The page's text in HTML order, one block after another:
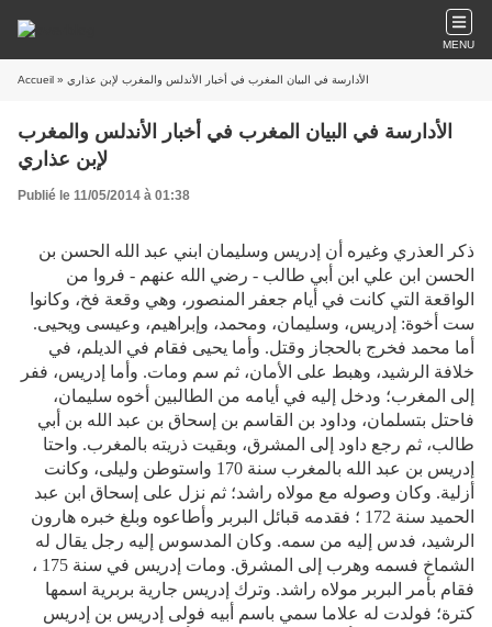
MENU
Accueil » الأدارسة في البيان المغرب في أخبار الأندلس والمغرب لإبن عذاري
الأدارسة في البيان المغرب في أخبار الأندلس والمغرب
لإبن عذاري
Publié le 11/05/2014 à 01:38
ذكر العذري وغيره أن إدريس وسليمان ابني عبد الله الحسن بن
الحسن ابن علي ابن أبي طالب - رضي الله عنهم - فروا من
الواقعة التي كانت في أيام جعفر المنصور، وهي وقعة فخ، وكانوا
ست أخوة: إدريس، وسليمان، ومحمد، وإبراهيم، وعيسى ويحيى.
أما محمد فخرج بالحجاز وقتل. وأما يحيى فقام في الديلم، في
خلافة الرشيد، وهبط على الأمان، ثم سم ومات. وأما إدريس، ففر
إلى المغرب؛ ودخل إليه في أيامه من الطالبين أخوه سليمان،
فاحتل بتسلمان، وداود بن القاسم بن إسحاق بن عبد الله بن أبي
طالب، ثم رجع داود إلى المشرق، وبقيت ذريته بالمغرب. واحتا
إدريس بن عبد الله بالمغرب سنة 170 واستوطن وليلى، وكانت
أزلية. وكان وصوله مع مولاه راشد؛ ثم نزل على إسحاق ابن عبد
الحميد سنة 172 ؛ فقدمه قبائل البربر وأطاعوه وبلغ خبره هارون
الرشيد، فدس إليه من سمه. وكان المدسوس إليه رجل يقال له
الشماخ فسمه وهرب إلى المشرق. ومات إدريس في سنة 175 ،
فقام بأمر البربر مولاه راشد. وترك إدريس جارية بربرية اسمها
كترة؛ فولدت له علاما سمي باسم أبيه فولى إدريس بن إدريس